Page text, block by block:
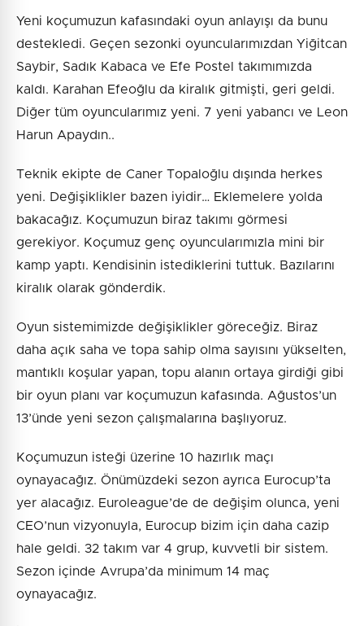
Yeni koçumuzun kafasındaki oyun anlayışı da bunu
destekledi. Geçen sezonki oyuncularımızdan Yiğitcan
Saybir, Sadık Kabaca ve Efe Postel takımımızda
kaldı. Karahan Efeoğlu da kiralık gitmişti, geri geldi.
Diğer tüm oyuncularımız yeni. 7 yeni yabancı ve Leon
Harun Apaydın..
Teknik ekipte de Caner Topaloğlu dışında herkes
yeni. Değişiklikler bazen iyidir… Eklemelere yolda
bakacağız. Koçumuzun biraz takımı görmesi
gerekiyor. Koçumuz genç oyuncularımızla mini bir
kamp yaptı. Kendisinin istediklerini tuttuk. Bazılarını
kiralık olarak gönderdik.
Oyun sistemimizde değişiklikler göreceğiz. Biraz
daha açık saha ve topa sahip olma sayısını yükselten,
mantıklı koşular yapan, topu alanın ortaya girdiği gibi
bir oyun planı var koçumuzun kafasında. Ağustos’un
13’ünde yeni sezon çalışmalarına başlıyoruz.
Koçumuzun isteği üzerine 10 hazırlık maçı
oynayacağız. Önümüzdeki sezon ayrıca Eurocup’ta
yer alacağız. Euroleague’de de değişim olunca, yeni
CEO’nun vizyonuyla, Eurocup bizim için daha cazip
hale geldi. 32 takım var 4 grup, kuvvetli bir sistem.
Sezon içinde Avrupa’da minimum 14 maç
oynayacağız.